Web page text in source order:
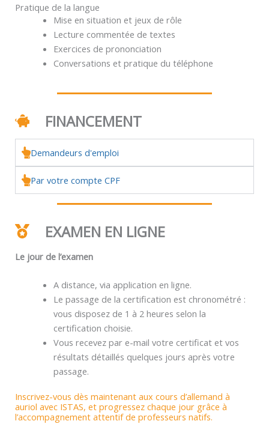
Pratique de la langue
Mise en situation et jeux de rôle
Lecture commentée de textes
Exercices de prononciation
Conversations et pratique du téléphone
FINANCEMENT
Demandeurs d'emploi
Par votre compte CPF
EXAMEN EN LIGNE
Le jour de l’examen
A distance, via application en ligne.
Le passage de la certification est chronométré :
vous disposez de 1 à 2 heures selon la
certification choisie.
Vous recevez par e-mail votre certificat et vos
résultats détaillés quelques jours après votre
passage.
Inscrivez-vous dès maintenant aux cours d’allemand à
auriol avec ISTAS, et progressez chaque jour grâce à
l’accompagnement attentif de professeurs natifs.